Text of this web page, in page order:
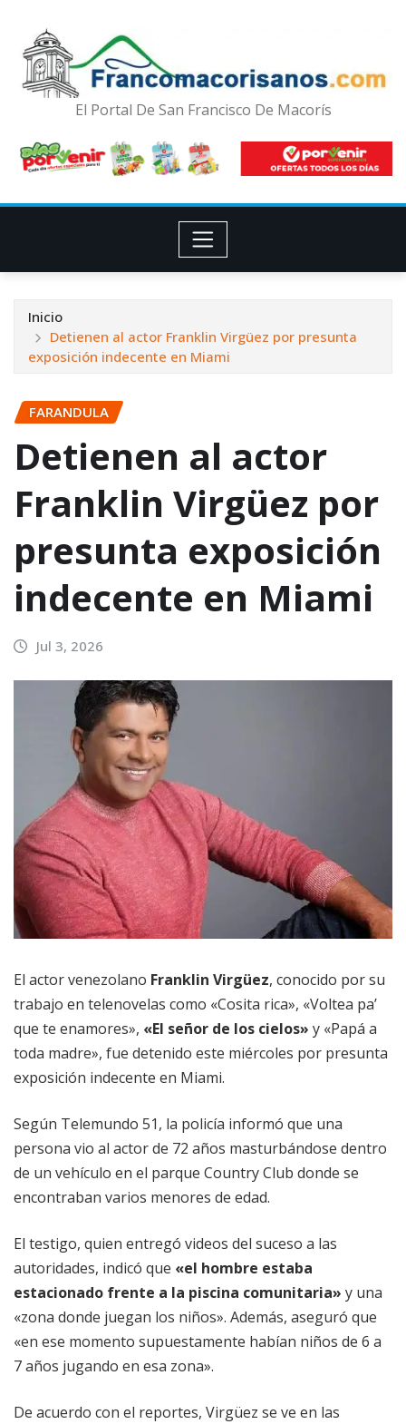
El Portal De San Francisco De Macorís
Inicio
Detienen al actor Franklin Virgüez por presunta
exposición indecente en Miami
FARANDULA
Detienen al actor
Franklin Virgüez por
presunta exposición
indecente en Miami
Jul 3, 2026
El actor venezolano Franklin Virgüez, conocido por su
trabajo en telenovelas como «Cosita rica», «Voltea pa’
que te enamores», «El señor de los cielos» y «Papá a
toda madre», fue detenido este miércoles por presunta
exposición indecente en Miami.
Según Telemundo 51, la policía informó que una
persona vio al actor de 72 años masturbándose dentro
de un vehículo en el parque Country Club donde se
encontraban varios menores de edad.
El testigo, quien entregó videos del suceso a las
autoridades, indicó que «el hombre estaba
estacionado frente a la piscina comunitaria» y una
«zona donde juegan los niños». Además, aseguró que
«en ese momento supuestamente habían niños de 6 a
7 años jugando en esa zona».
De acuerdo con el reportes, Virgüez se ve en las